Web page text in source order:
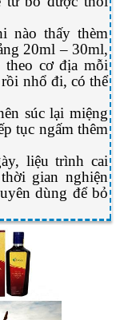
nào thấy thèm
20ml – 30ml,
cơ địa mỗi
nhổ đi, có thể
súc lại miệng
tục ngấm thêm
liệu trình cai
gian nghiện
dùng để bỏ